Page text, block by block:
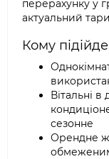
перерахунку у
актуальний
Кому підійде
Вітальні
сезонне
Орендне